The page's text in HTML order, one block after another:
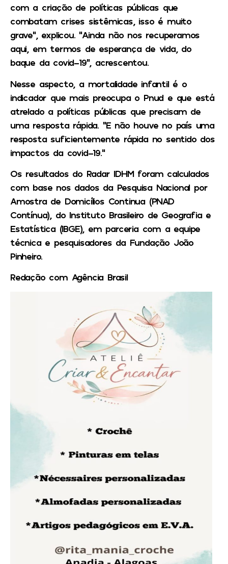
com a criação de políticas públicas que
combatam crises sistêmicas, isso é muito
grave”, explicou. “Ainda não nos recuperamos
aqui, em termos de esperança de vida, do
baque da covid-19”, acrescentou.
Nesse aspecto, a mortalidade infantil é o
indicador que mais preocupa o Pnud e que está
atrelado a políticas públicas que precisam de
uma resposta rápida. “E não houve no país uma
resposta suficientemente rápida no sentido dos
impactos da covid-19.”
Os resultados do Radar IDHM foram calculados
com base nos dados da Pesquisa Nacional por
Amostra de Domicílios Continua (PNAD
Contínua), do Instituto Brasileiro de Geografia e
Estatística (IBGE), em parceria com a equipe
técnica e pesquisadores da Fundação João
Pinheiro.
Redação com Agência Brasil